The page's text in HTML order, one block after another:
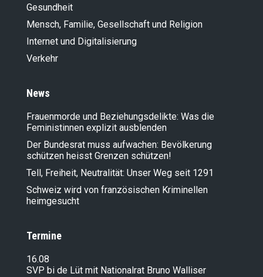
Gesundheit
Mensch, Familie, Gesellschaft und Religion
Internet und Digitalisierung
Verkehr
News
Frauenmorde und Beziehungsdelikte: Was die
Feministinnen explizit ausblenden
Der Bundesrat muss aufwachen: Bevölkerung
schützen heisst Grenzen schützen!
Tell, Freiheit, Neutralität: Unser Weg seit 1291
Schweiz wird von französischen Kriminellen
heimgesucht
Termine
16.08
SVP bi de Lüt mit Nationalrat Bruno Walliser